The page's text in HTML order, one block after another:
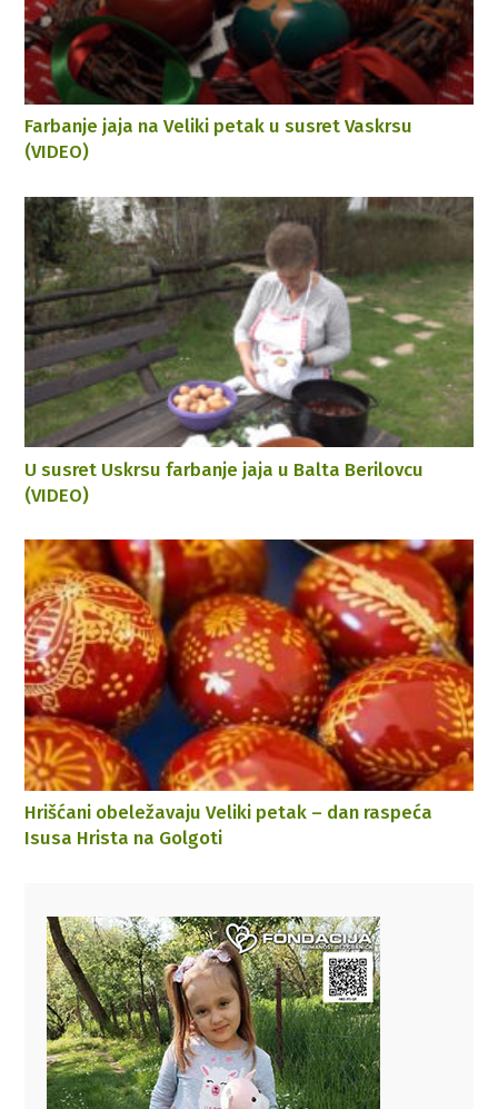
Farbanje jaja na Veliki petak u susret Vaskrsu
(VIDEO)
U susret Uskrsu farbanje jaja u Balta Berilovcu
(VIDEO)
Hrišćani obeležavaju Veliki petak – dan raspeća
Isusa Hrista na Golgoti